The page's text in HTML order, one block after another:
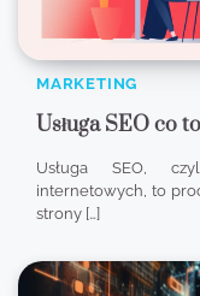
MARKETING
Usługa SEO co
Usługa SEO,
internetowych, to
strony […]